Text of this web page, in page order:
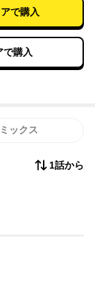
で購入
で購入
ックス
1話から